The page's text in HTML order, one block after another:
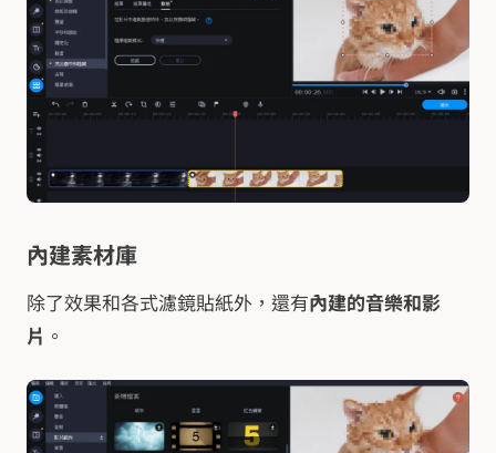
內建素材庫
除了效果和各式濾鏡貼紙外，還有內建的音樂和影
片 。